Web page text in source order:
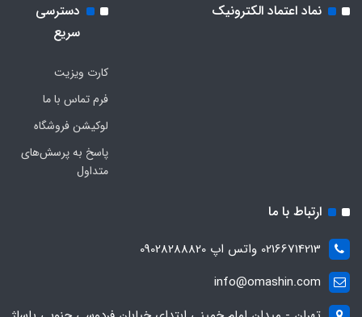
نماد اعتماد الکترونیک
دسترسی
سریع
کارت ویزیت
فرم تماس با ما
لوکیشن فروشگاه
پاسخ به پرسش‌های
متداول
ارتباط با ما
02166714213 واتس اپ 09028288820
info@omashin.com